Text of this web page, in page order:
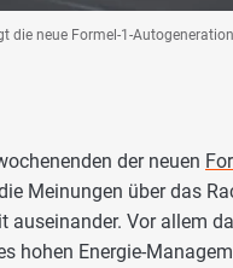
die neue Formel-1-
der neuen
Meinungen über das
auseinander. Vor allem
hohen Energie-